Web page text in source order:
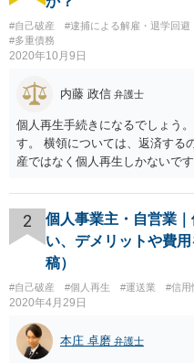
#自己破産 #逮捕による解雇・退学回避
#多重債務
2020年10月9日
内藤 政信 弁護士
個人再生手続きになるでしょう
す。 横領については、返済する
産ではなく個人再生しかないです
2
個人事業主・自営業
い、デメリットや費
稿）
#自己破産 #個人再生 #運送業 #信用
2020年4月29日
本庄 卓磨 弁護士